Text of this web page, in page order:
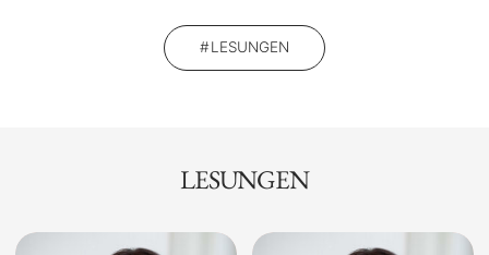
LESUNGEN
LESUNGEN